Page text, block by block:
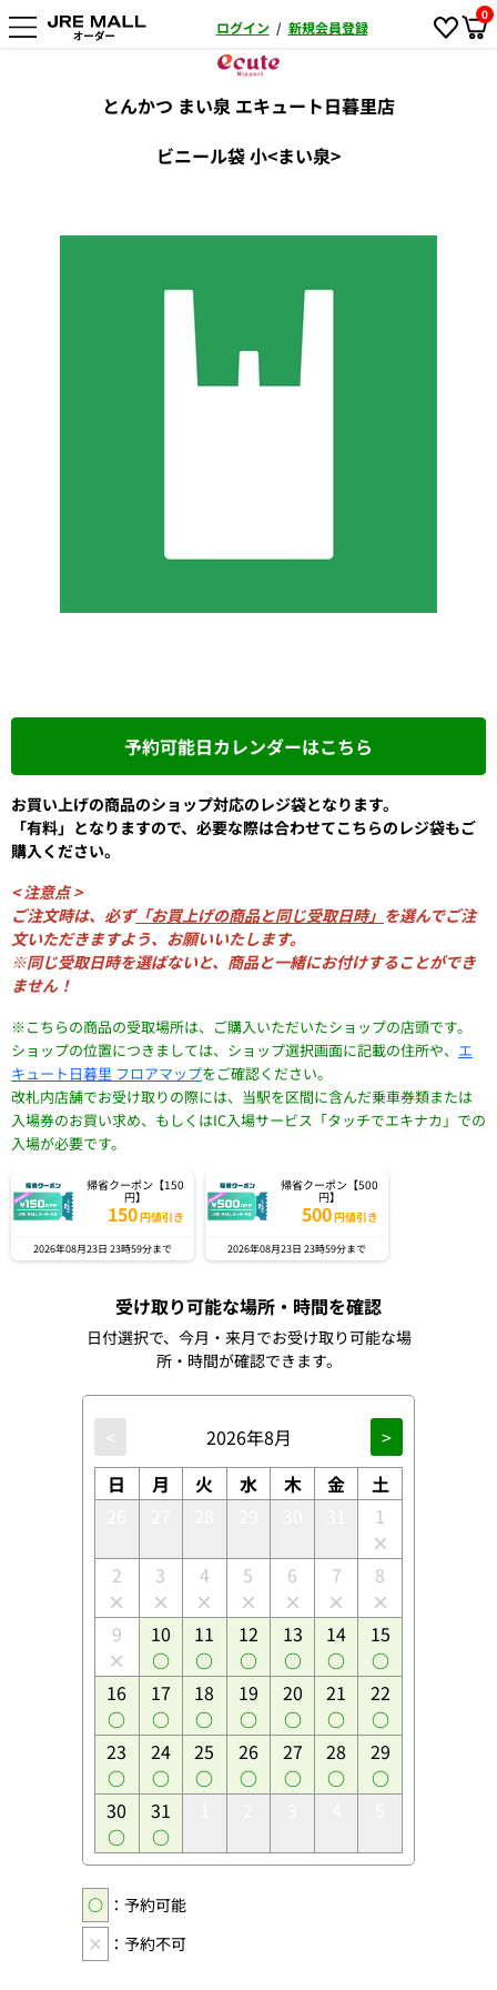
ログイン / 新規会員登録
0
とんかつ まい泉 エキュート日暮里店
ビニール袋 小<まい泉>
予約可能日カレンダーはこちら
お買い上げの商品のショップ対応のレジ袋となります。
「有料」となりますので、必要な際は合わせてこちらのレジ袋もご
購入ください。
< 注意点 >
ご注文時は、必ず「お買上げの商品と同じ受取日時」 を選んでご注
文いただきますよう、お願いいたします。
※同じ受取日時を選ばないと、商品と一緒にお付けすることができ
ません！
※こちらの商品の受取場所は、ご購入いただいたショップの店頭です。
ショップの位置につきましては、ショップ選択画面に記載の住所や、 エ
キュート日暮里 フロアマップをご確認ください。
改札内店舗でお受け取りの際には、当駅を区間に含んだ乗車券類または
入場券のお買い求め、もしくはIC入場サービス「タッチでエキナカ」での
入場が必要です。
帰省クーポン【150
円】
150円値引き
2026年08月23日 23時59分まで
帰省クーポン【500
円】
500円値引き
2026年08月23日 23時59分まで
受け取り可能な場所・時間を確認
日付選択で、今月・来月でお受け取り可能な場
所・時間が確認できます。
< 2026年8月
>
日
月 火 水 木 金
土
1
2 3 4 5 6 7 8
9 10 11 12 13 14 15
16 17 18 19 20 21 22
23 24 25 26 27 28 29
30 31
○ ：予約可能
×
：予約不可